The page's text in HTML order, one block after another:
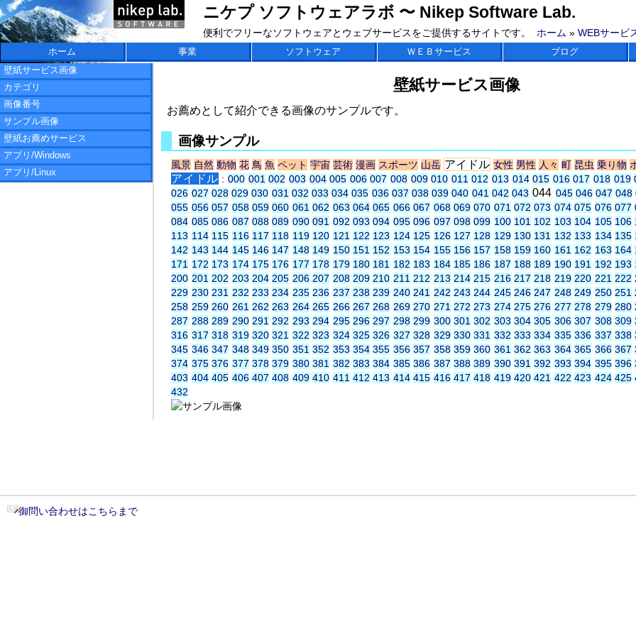
ニケプ ソフトウェアラボ 〜 Nikep Software Lab.
便利でフリーなソフトウェアとウェブサービスをご提供するサイトです。 ホーム »WEBサービ
ホーム 事業 ソフトウェア ＷＥＢサービス
ブログ
壁紙サービス画像
カテゴリ
画像番号
サンプル画像
壁紙お薦めサービス
アプリ/Windows
アプリ/Linux
壁紙サービス画像
お薦めとして紹介できる画像のサンプルです。
画像サンプル
風景 自然 動物 花 鳥 魚 ペット 宇宙 芸術 漫画 スポーツ 山岳 アイドル 女性 男性 人々 町 昆虫 乗り物
アイドル :000 001 002 003 004 005 006 007 008 009 010 011 012 013 014 015 016 017 018 019
026 027 028 029 030 031 032 033 034 035 036 037 038 039 040 041 042 043 044 045 046 047 048
055 056 057 058 059 060 061 062 063 064 065 066 067 068 069 070 071 072 073 074 075 076 077
084 085 086 087 088 089 090 091 092 093 094 095 096 097 098 099 100 101 102 103 104 105 106
113 114 115 116 117 118 119 120 121 122 123 124 125 126 127 128 129 130 131 132 133 134 135
142 143 144 145 146 147 148 149 150 151 152 153 154 155 156 157 158 159 160 161 162 163 164
171 172 173 174 175 176 177 178 179 180 181 182 183 184 185 186 187 188 189 190 191 192 193
200 201 202 203 204 205 206 207 208 209 210 211 212 213 214 215 216 217 218 219 220 221 222
229 230 231 232 233 234 235 236 237 238 239 240 241 242 243 244 245 246 247 248 249 250 251
258 259 260 261 262 263 264 265 266 267 268 269 270 271 272 273 274 275 276 277 278 279 280
287 288 289 290 291 292 293 294 295 296 297 298 299 300 301 302 303 304 305 306 307 308 309
316 317 318 319 320 321 322 323 324 325 326 327 328 329 330 331 332 333 334 335 336 337 338
345 346 347 348 349 350 351 352 353 354 355 356 357 358 359 360 361 362 363 364 365 366 367
374 375 376 377 378 379 380 381 382 383 384 385 386 387 388 389 390 391 392 393 394 395 396
403 404 405 406 407 408 409 410 411 412 413 414 415 416 417 418 419 420 421 422 423 424 425
432
御問い合わせはこちらまで